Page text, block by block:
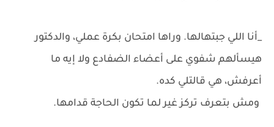
_أنا اللي جبتهالها. وراها امتحان بكرة عملي، والدكتور
هيسألهم شفوي على أعضاء الضفادع ولا إيه ما
أعرفش، هي قالتلي كده.
ومش بتعرف تركز غير لما تكون الحاجة قدامها.